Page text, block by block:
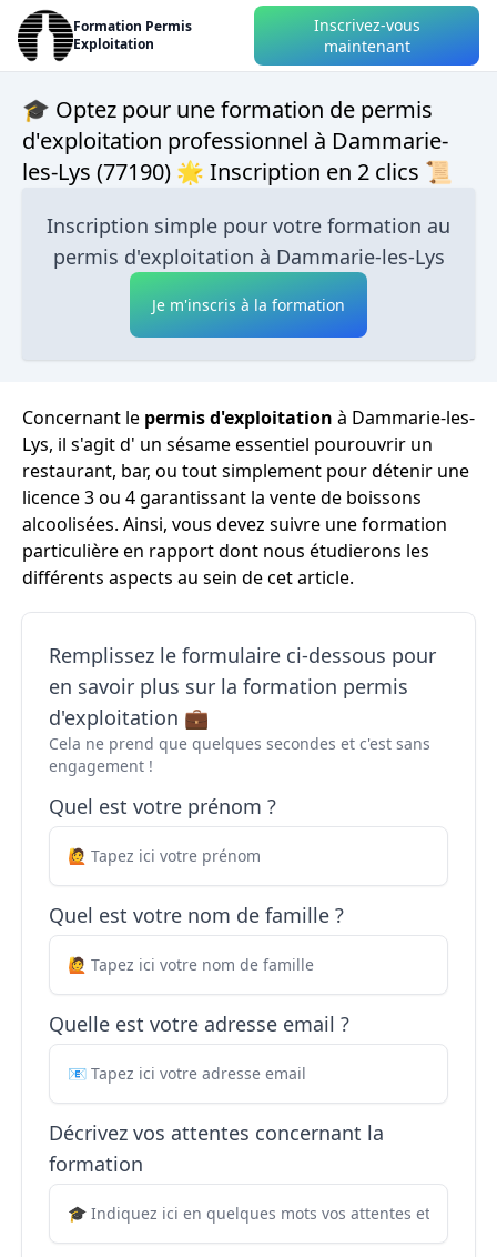
Formation Permis
Exploitation
Inscrivez-vous
maintenant
🎓 Optez pour une formation de permis
d'exploitation professionnel à Dammarie-
les-Lys (77190) 🌟 Inscription en 2 clics 📜
Inscription simple pour votre formation au
permis d'exploitation à Dammarie-les-Lys
Je m'inscris à la formation
Concernant le permis d'exploitation à Dammarie-les-
Lys, il s'agit d' un sésame essentiel pourouvrir un
restaurant, bar, ou tout simplement pour détenir une
licence 3 ou 4 garantissant la vente de boissons
alcoolisées. Ainsi, vous devez suivre une formation
particulière en rapport dont nous étudierons les
différents aspects au sein de cet article.
Remplissez le formulaire ci-dessous pour
en savoir plus sur la formation permis
d'exploitation 💼
Cela ne prend que quelques secondes et c'est sans
engagement !
Quel est votre prénom ?
Quel est votre nom de famille ?
Quelle est votre adresse email ?
Décrivez vos attentes concernant la
formation